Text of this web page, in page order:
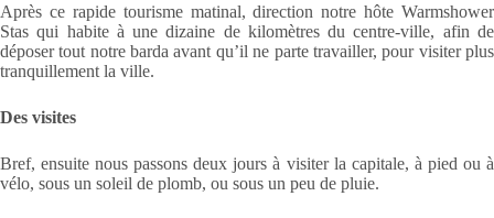
Après ce rapide tourisme matinal, direction notre hôte Warmshower
Stas qui habite à une dizaine de kilomètres du centre-ville, afin de
déposer tout notre barda avant qu’il ne parte travailler, pour visiter plus
tranquillement la ville.
Des visites
Bref, ensuite nous passons deux jours à visiter la capitale, à pied ou à
vélo, sous un soleil de plomb, ou sous un peu de pluie.